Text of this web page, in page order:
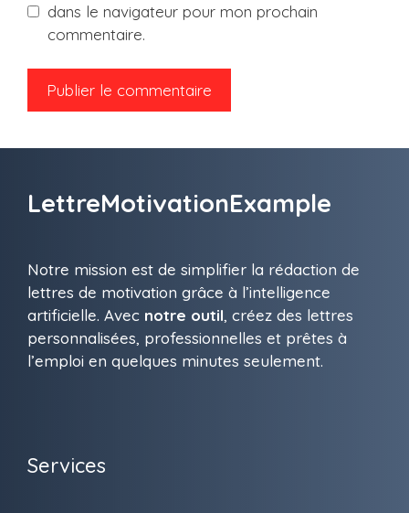
dans le navigateur pour mon prochain
commentaire.
LettreMotivationExample
Notre mission est de simplifier la rédaction de
lettres de motivation grâce à l’intelligence
artificielle. Avec notre outil, créez des lettres
personnalisées, professionnelles et prêtes à
l’emploi en quelques minutes seulement.
Services